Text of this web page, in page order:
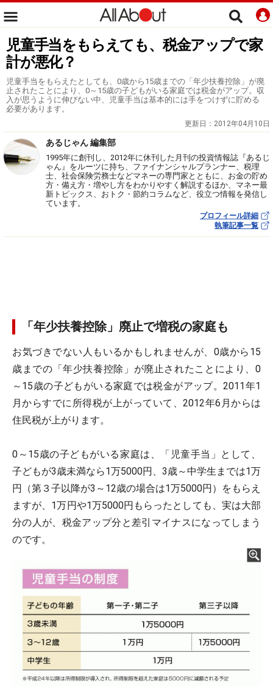
児童手当をもらえても、税金アップで家
計が悪化？
児童手当をもらえたとしても、0歳から15歳までの「年少扶養控除」が廃
止されたことにより、0～15歳の子どもがいる家庭では税金がアップ。収
入が思うように伸びない中、児童手当は基本的には手をつけずに貯める
必要があります。
更新日： 2012年04月10日
あるじゃん 編集部
1995年に創刊し、2012年に休刊した月刊の投資情報誌『あるじ
ゃん』をルーツに持ち、ファイナンシャルプランナー、税理
士、社会保険労務士などマネーの専門家とともに、お金の貯め
方・備え方・増やし方をわかりやすく解説するほか、マネー最
新トピックス、おトク・節約コラムなど、役立つ情報を発信し
ています。
プロフィール詳細
執筆記事一覧
「年少扶養控除」廃止で増税の家庭も
お気づきでない人もいるかもしれませんが、0歳から15
歳までの「年少扶養控除」が廃止されたことにより、0
～15歳の子どもがいる家庭では税金がアップ。2011年1
月からすでに所得税が上がっていて、2012年6月からは
住民税が上がります。
0～15歳の子どもがいる家庭は、「児童手当」として、
子どもが3歳未満なら1万5000円、3歳～中学生までは1万
円（第３子以降が3～12歳の場合は1万5000円）をもらえ
ますが、1万円や1万5000円もらったとしても、実は大部
分の人が、税金アップ分と差引マイナスになってしまう
のです。